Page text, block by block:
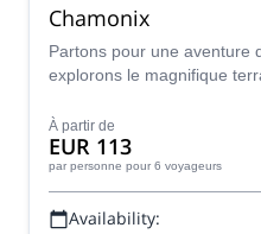
Chamonix
Partons pour une aventure
explorons le magnifique
À partir de
EUR 113
par personne pour 6 voyageurs
Availability: